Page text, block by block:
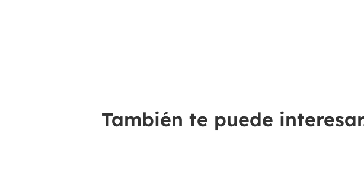
También te puede